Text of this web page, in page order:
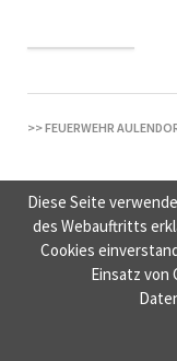
FEUERWEHR
Diese Seite
des Webauftritts
Cookies
Einsatz von